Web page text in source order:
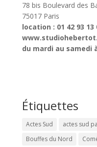
78 bis Boulevard des
75017 Paris
location : 01 42 93 13
du mardi au samedi
Étiquettes
Actes Sud actes sud
Bouffes du Nord